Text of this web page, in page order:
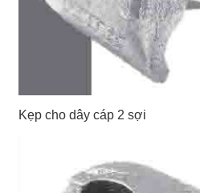
Kẹp cho dây cáp 2 sợi